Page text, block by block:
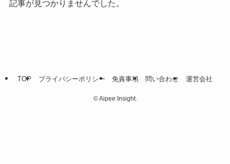
記事が見つかりませんでした。
TOP プライバシーポリシー 免責事項 問い合わせ 運営会社
©Aipee Insight.